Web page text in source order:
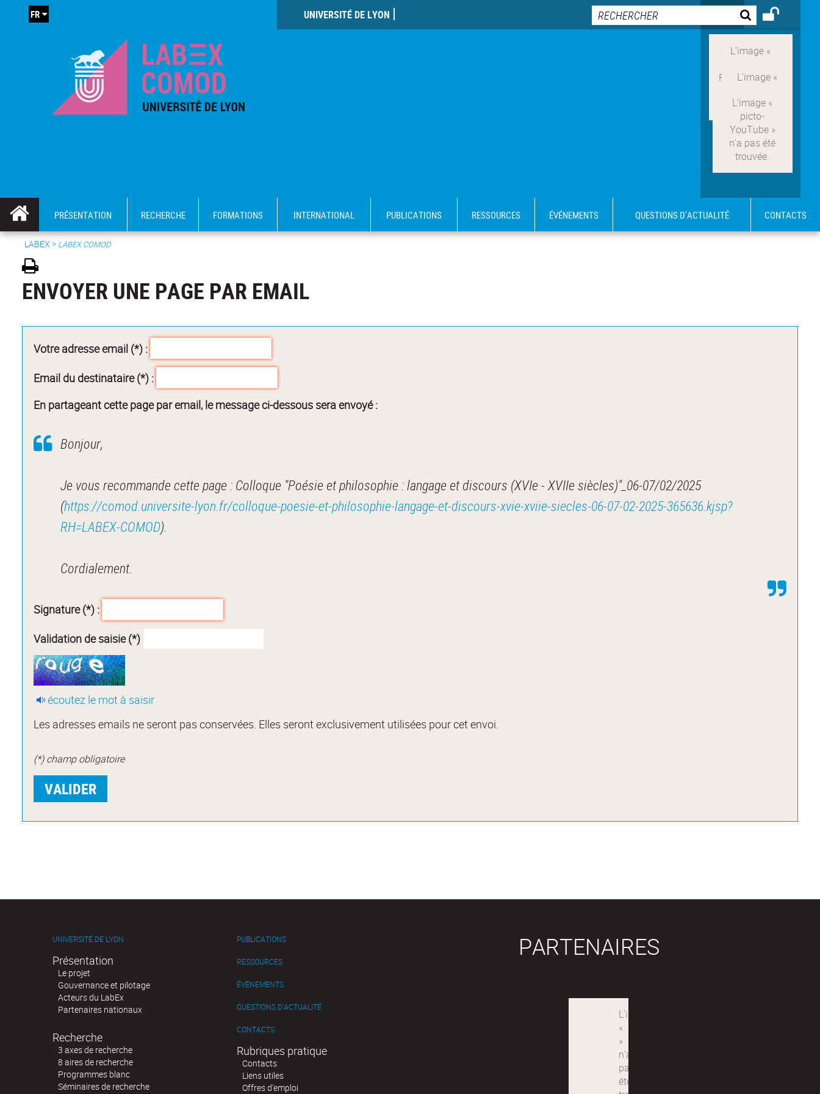
UNIVERSITÉ DE LYON
FR
PRÉSENTATION RECHERCHE FORMATIONS INTERNATIONAL PUBLICATIONS RESSOURCES ÉVÉNEMENTS QUESTIONS D'ACTUALITÉ CONTACTS
LABEX > LABEX COMOD
ENVOYER UNE PAGE PAR EMAIL
Votre adresse email (*) :
Email du destinataire (*) :
En partageant cette page par email, le message ci-dessous sera envoyé :
Bonjour,
Je vous recommande cette page : Colloque "Poésie et philosophie : langage et discours (XVIe - XVIIe siècles)"_06-07/02/2025
(https://comod.universite-lyon.fr/colloque-poesie-et-philosophie-langage-et-discours-xvie-xviie-siecles-06-07-02-2025-365636.kjsp?
RH=LABEX-COMOD).
Cordialement.
Signature (*) :
Validation de saisie (*)
écoutez le mot à saisir
Les adresses emails ne seront pas conservées. Elles seront exclusivement utilisées pour cet envoi.
(*) champ obligatoire
UNIVERSITÉ DE LYON
Présentation
Le projet
Gouvernance et pilotage
Acteurs du LabEx
Partenaires nationaux
Recherche
3 axes de recherche
8 aires de recherche
Programmes blanc
Séminaires de recherche
PUBLICATIONS
RESSOURCES
ÉVÉNEMENTS
QUESTIONS D'ACTUALITÉ
CONTACTS
Rubriques pratique
Contacts
Liens utiles
Offres d'emploi
PARTENAIRES